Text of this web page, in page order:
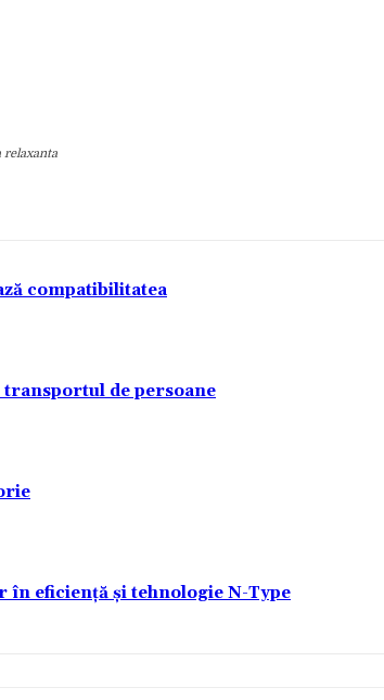
relaxanta
compatibilitatea
de persoane
eficiență și tehnologie N-Type